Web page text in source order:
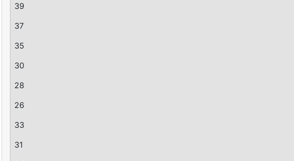
39
37
35
30
28
26
33
31